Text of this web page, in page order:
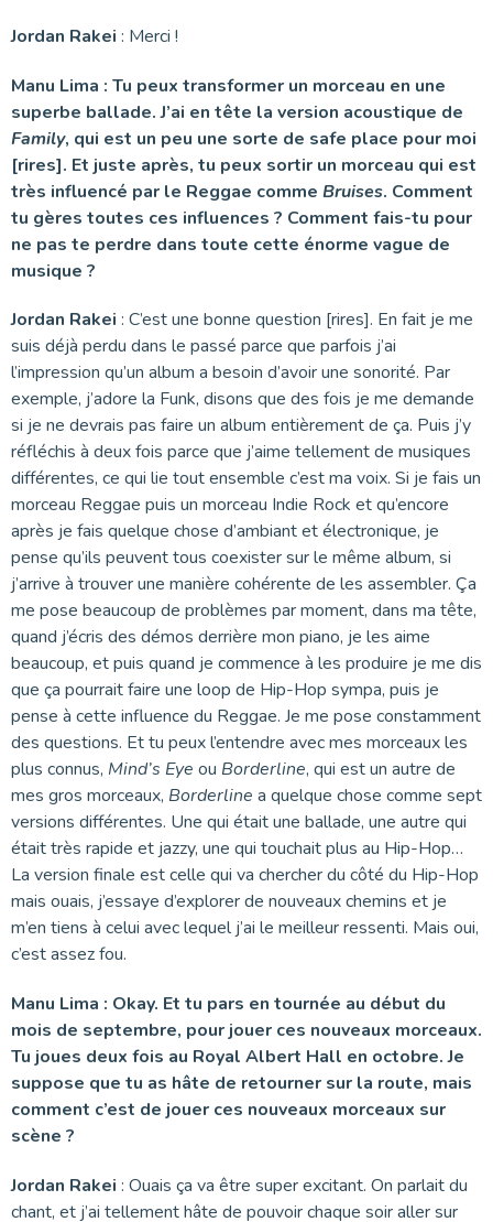
Jordan Rakei : Merci !
Manu Lima : Tu peux transformer un morceau en une
superbe ballade. J’ai en tête la version acoustique de
Family, qui est un peu une sorte de safe place pour moi
[rires]. Et juste après, tu peux sortir un morceau qui est
très influencé par le Reggae comme Bruises. Comment
tu gères toutes ces influences ? Comment fais-tu pour
ne pas te perdre dans toute cette énorme vague de
musique ?
Jordan Rakei : C’est une bonne question [rires]. En fait je me
suis déjà perdu dans le passé parce que parfois j’ai
l’impression qu’un album a besoin d’avoir une sonorité. Par
exemple, j’adore la Funk, disons que des fois je me demande
si je ne devrais pas faire un album entièrement de ça. Puis j’y
réfléchis à deux fois parce que j’aime tellement de musiques
différentes, ce qui lie tout ensemble c’est ma voix. Si je fais un
morceau Reggae puis un morceau Indie Rock et qu’encore
après je fais quelque chose d’ambiant et électronique, je
pense qu’ils peuvent tous coexister sur le même album, si
j’arrive à trouver une manière cohérente de les assembler. Ça
me pose beaucoup de problèmes par moment, dans ma tête,
quand j’écris des démos derrière mon piano, je les aime
beaucoup, et puis quand je commence à les produire je me dis
que ça pourrait faire une loop de Hip-Hop sympa, puis je
pense à cette influence du Reggae. Je me pose constamment
des questions. Et tu peux l’entendre avec mes morceaux les
plus connus, Mind’s Eye ou Borderline, qui est un autre de
mes gros morceaux, Borderline a quelque chose comme sept
versions différentes. Une qui était une ballade, une autre qui
était très rapide et jazzy, une qui touchait plus au Hip-Hop…
La version finale est celle qui va chercher du côté du Hip-Hop
mais ouais, j’essaye d’explorer de nouveaux chemins et je
m’en tiens à celui avec lequel j’ai le meilleur ressenti. Mais oui,
c’est assez fou.
Manu Lima : Okay. Et tu pars en tournée au début du
mois de septembre, pour jouer ces nouveaux morceaux.
Tu joues deux fois au Royal Albert Hall en octobre. Je
suppose que tu as hâte de retourner sur la route, mais
comment c’est de jouer ces nouveaux morceaux sur
scène ?
Jordan Rakei : Ouais ça va être super excitant. On parlait du
chant, et j’ai tellement hâte de pouvoir chaque soir aller sur